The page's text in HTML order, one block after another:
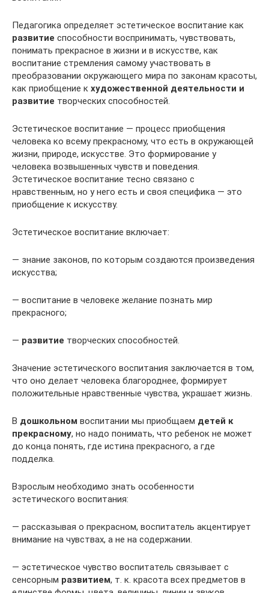
Педагогика определяет эстетическое воспитание как
развитие способности воспринимать, чувствовать,
понимать прекрасное в жизни и в искусстве, как
воспитание стремления самому участвовать в
преобразовании окружающего мира по законам красоты,
как приобщение к художественной деятельности и
развитие творческих способностей.
Эстетическое воспитание — процесс приобщения
человека ко всему прекрасному, что есть в окружающей
жизни, природе, искусстве. Это формирование у
человека возвышенных чувств и поведения.
Эстетическое воспитание тесно связано с
нравственным, но у него есть и своя специфика — это
приобщение к искусству.
Эстетическое воспитание включает:
— знание законов, по которым создаются произведения
искусства;
— воспитание в человеке желание познать мир
прекрасного;
— развитие творческих способностей.
Значение эстетического воспитания заключается в том,
что оно делает человека благороднее, формирует
положительные нравственные чувства, украшает жизнь.
В дошкольном воспитании мы приобщаем детей к
прекрасному, но надо понимать, что ребенок не может
до конца понять, где истина прекрасного, а где
подделка.
Взрослым необходимо знать особенности
эстетического воспитания:
— рассказывая о прекрасном, воспитатель акцентирует
внимание на чувствах, а не на содержании.
— эстетическое чувство воспитатель связывает с
сенсорным развитием, т. к. красота всех предметов в